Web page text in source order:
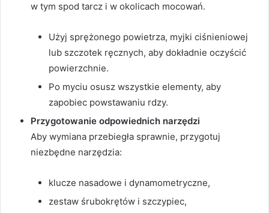
w tym spod tarcz i w okolicach mocowań.
Użyj sprężonego powietrza, myjki ciśnieniowej
lub szczotek ręcznych, aby dokładnie oczyścić
powierzchnie.
Po myciu osusz wszystkie elementy, aby
zapobiec powstawaniu rdzy.
Przygotowanie odpowiednich narzędzi
Aby wymiana przebiegła sprawnie, przygotuj
niezbędne narzędzia:
klucze nasadowe i dynamometryczne,
zestaw śrubokrętów i szczypiec,